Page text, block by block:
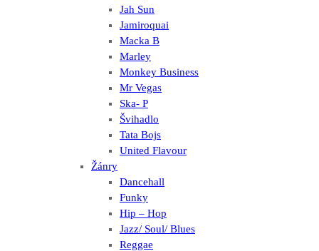
Jah Sun
Jamiroquai
Macka B
Marley
Monkey Business
Mr Vegas
Ska- P
Švihadlo
Tata Bojs
United Flavour
Žánry
Dancehall
Funky
Hip – Hop
Jazz/ Soul/ Blues
Reggae